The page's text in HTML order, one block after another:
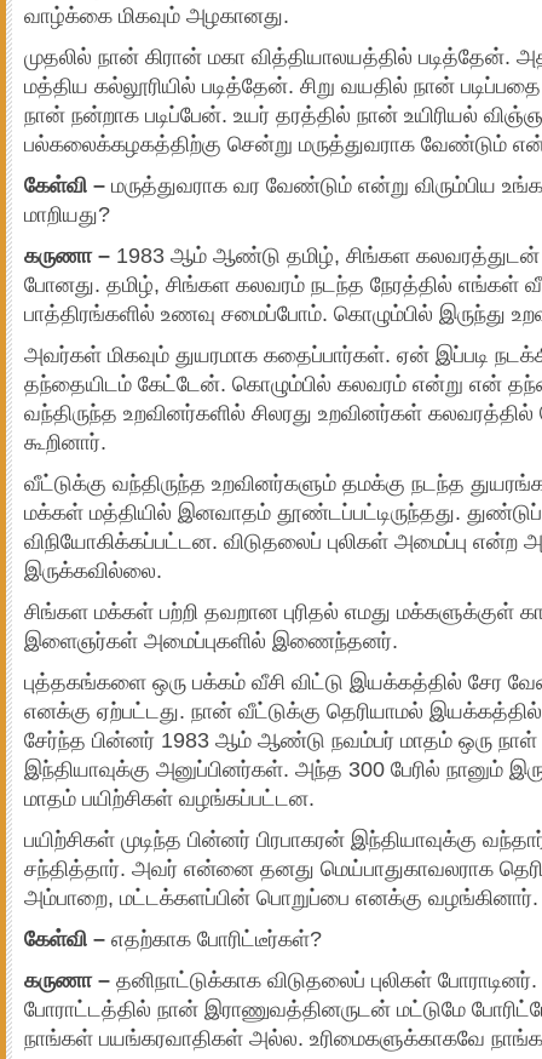
வாழ்க்கை மிகவும் அழகானது.
முதலில் நான் கிரான் மகா வித்தியாலயத்தில் படித்தேன்.
மத்திய கல்லூரியில் படித்தேன். சிறு வயதில் நான்
நான் நன்றாக படிப்பேன். உயர் தரத்தில் நான் உயிரியல்
பல்கலைக்கழகத்திற்கு சென்று மருத்துவராக வேண்டும்
கேள்வி – மருத்துவராக வர வேண்டும் என்று விரும்பிய
மாறியது?
கருணா – 1983 ஆம் ஆண்டு தமிழ், சிங்கள கலவரத்துடன்
போனது. தமிழ், சிங்கள கலவரம் நடந்த நேரத்தில் எங்கள்
பாத்திரங்களில் உணவு சமைப்போம். கொழும்பில் இருந்து
அவர்கள் மிகவும் துயரமாக கதைப்பார்கள். ஏன் இப்படி
தந்தையிடம் கேட்டேன். கொழும்பில் கலவரம் என்று என்
வந்திருந்த உறவினர்களில் சிலரது உறவினர்கள்
கூறினார்.
வீட்டுக்கு வந்திருந்த உறவினர்களும் தமக்கு நடந்த
மக்கள் மத்தியில் இனவாதம் தூண்டப்பட்டிருந்தது.
விநியோகிக்கப்பட்டன. விடுதலைப் புலிகள் அமைப்பு என்ற
இருக்கவில்லை.
சிங்கள மக்கள் பற்றி தவறான புரிதல் எமது மக்களுக்குள்
இளைஞர்கள் அமைப்புகளில் இணைந்தனர்.
புத்தகங்களை ஒரு பக்கம் வீசி விட்டு இயக்கத்தில்
எனக்கு ஏற்பட்டது. நான் வீட்டுக்கு தெரியாமல்
சேர்ந்த பின்னர் 1983 ஆம் ஆண்டு நவம்பர் மாதம் ஒரு நாள்
இந்தியாவுக்கு அனுப்பினர்கள். அந்த 300 பேரில் நானும்
மாதம் பயிற்சிகள் வழங்கப்பட்டன.
பயிற்சிகள் முடிந்த பின்னர் பிரபாகரன் இந்தியாவுக்கு
சந்தித்தார். அவர் என்னை தனது மெய்பாதுகாவலராக
அம்பாறை, மட்டக்களப்பின் பொறுப்பை எனக்கு வழங்கினார்.
கேள்வி – எதற்காக போரிட்டீர்கள்?
கருணா – தனிநாட்டுக்காக விடுதலைப் புலிகள்
போராட்டத்தில் நான் இராணுவத்தினருடன் மட்டுமே
நாங்கள் பயங்கரவாதிகள் அல்ல. உரிமைகளுக்காகவே